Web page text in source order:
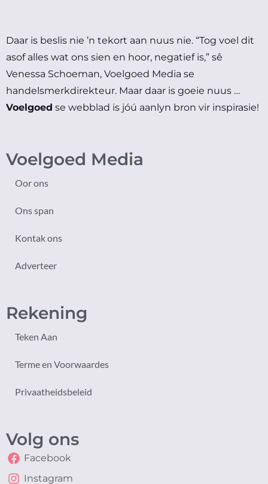
Daar is beslis nie ’n tekort aan nuus nie. “Tog voel dit
asof alles wat ons sien en hoor, negatief is,” sê
Venessa Schoeman, Voelgoed Media se
handelsmerkdirekteur. Maar daar is goeie nuus …
Voelgoed se webblad is jóú aanlyn bron vir inspirasie!
Voelgoed Media
Oor ons
Ons span
Kontak ons
Adverteer
Rekening
Teken Aan
Terme en Voorwaardes
Privaatheidsbeleid
Volg ons
Facebook
Instagram